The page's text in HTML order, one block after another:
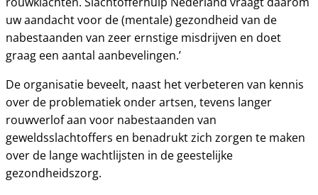
uw aandacht voor de (mentale) gezondheid van de
nabestaanden van zeer ernstige misdrijven en doet
graag een aantal aanbevelingen.’
De organisatie beveelt, naast het verbeteren van kennis
over de problematiek onder artsen, tevens langer
rouwverlof aan voor nabestaanden van
geweldsslachtoffers en benadrukt zich zorgen te maken
over de lange wachtlijsten in de geestelijke
gezondheidszorg.